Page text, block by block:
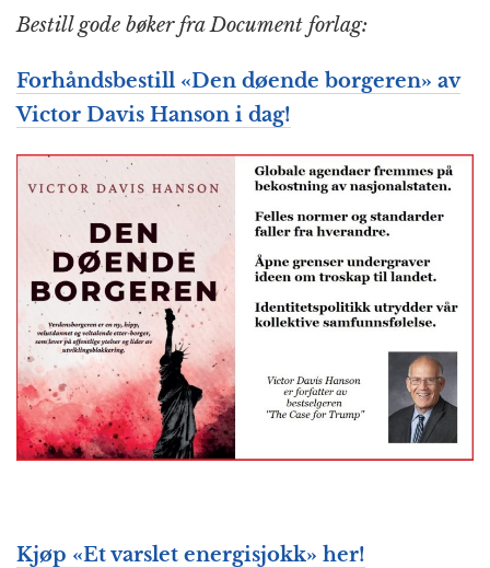
Bestill gode bøker fra Document forlag:
Forhåndsbestill «Den døende borgeren» av
Victor Davis Hanson i dag!
Kjøp «Et varslet energisjokk» her!